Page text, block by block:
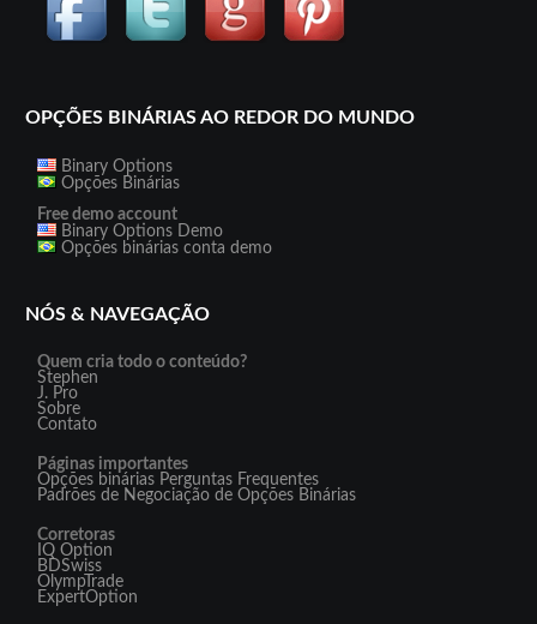
OPÇÕES BINÁRIAS AO REDOR DO MUNDO
Binary Options
Opções Binárias
Free demo account
Binary Options Demo
Opções binárias conta demo
NÓS & NAVEGAÇÃO
Quem cria todo o conteúdo?
Stephen
J. Pro
Sobre
Contato
Páginas importantes
Opções binárias Perguntas Frequentes
Padrões de Negociação de Opções Binárias
Corretoras
IQ Option
BDSwiss
OlympTrade
ExpertOption